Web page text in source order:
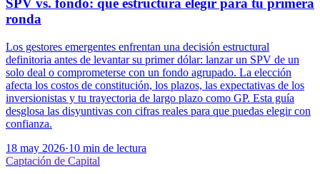
SPV vs. fondo: qué estructura elegir para tu primera
ronda
Los gestores emergentes enfrentan una decisión estructural
definitoria antes de levantar su primer dólar: lanzar un SPV de un
solo deal o comprometerse con un fondo agrupado. La elección
afecta los costos de constitución, los plazos, las expectativas de los
inversionistas y tu trayectoria de largo plazo como GP. Esta guía
desglosa las disyuntivas con cifras reales para que puedas elegir con
confianza.
18 may 2026·10 min de lectura
Captación de Capital